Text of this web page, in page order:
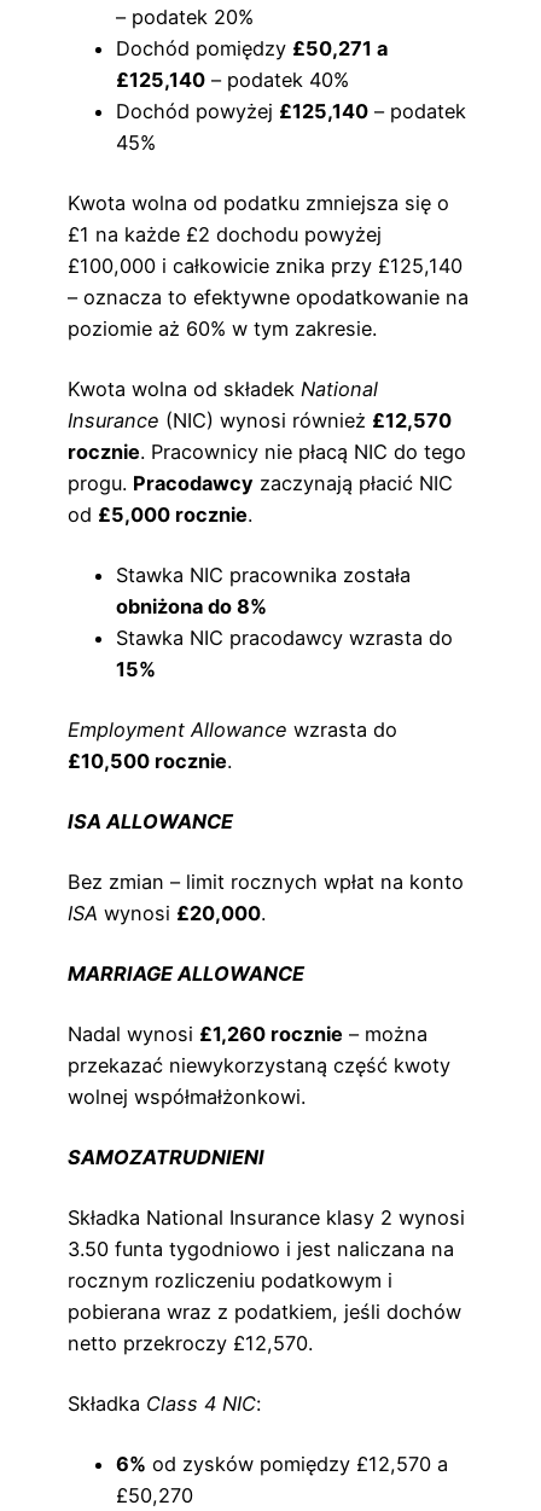
– podatek 20%
Dochód pomiędzy £50,271 a
£125,140 – podatek 40%
Dochód powyżej £125,140 – podatek
45%
Kwota wolna od podatku zmniejsza się o
£1 na każde £2 dochodu powyżej
£100,000 i całkowicie znika przy £125,140
– oznacza to efektywne opodatkowanie na
poziomie aż 60% w tym zakresie.
Kwota wolna od składek National
Insurance (NIC) wynosi również £12,570
rocznie. Pracownicy nie płacą NIC do tego
progu. Pracodawcy zaczynają płacić NIC
od £5,000 rocznie.
Stawka NIC pracownika została
obniżona do 8%
Stawka NIC pracodawcy wzrasta do
15%
Employment Allowance wzrasta do
£10,500 rocznie.
ISA ALLOWANCE
Bez zmian – limit rocznych wpłat na konto
ISA wynosi £20,000.
MARRIAGE ALLOWANCE
Nadal wynosi £1,260 rocznie – można
przekazać niewykorzystaną część kwoty
wolnej współmałżonkowi.
SAMOZATRUDNIENI
Składka National Insurance klasy 2 wynosi
3.50 funta tygodniowo i jest naliczana na
rocznym rozliczeniu podatkowym i
pobierana wraz z podatkiem, jeśli dochów
netto przekroczy £12,570.
Składka Class 4 NIC:
6% od zysków pomiędzy £12,570 a
£50,270